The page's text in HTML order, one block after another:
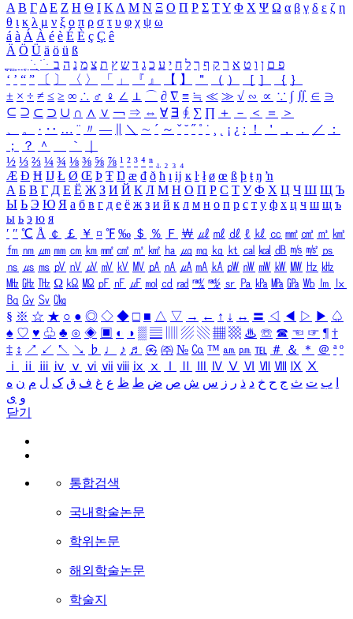
Α Β ΓΔ Ε Ζ Η Θ Ι ΚΛ Μ Ν Ξ Ο Π Ρ Σ ΤΥ Φ Χ Ψ Ω α β γ δ ε ζ η
θ ι κ λ μ ν ξ ο π ρ σ τ υ φ χ ψ ω
á à Á À é è É È ç Ç ê
Ä Ö Ü ä ö ü ß
ִֶֹ ֻּ ׁׂ פ ם ן ו ט א ר ק ף ך ל ח י ע כ ג ד ש ץ ת צ מ נ ה ב
‘ ’ “ ” 〔 〕 〈 〉 「 」 『 』 【 】 ＂ （ ） ［ ］ ｛ ｝
± × ÷ ≠ ≤ ≥ ∞ ∴ ♂ ♀ ∠ ⊥ ⌒ ∂ ∇ ≡ ≒ ≪ ≫ √ ∽ ∝ ∵ ∫ ∬ ∈ ∋
⊆ ⊇ ⊂ ⊃ ∪ ∩ ∧ ∨ ￢ ⇒ ⇔ ∀ ∃ ∮ ∑ ∏ ＋ － ＜ ＝
＞
、
。 · ‥ … ¨ 〃 ― ＼ ∼ ´ ～ ˇ ˘ ˝ ˚ ˙ ¸ ¡ ¿ ː ！ ＇ ， ． ／
：
；
？ ＾ ｀
½ ⅓ ⅔ ¼ ¾ ⅛ ⅜ ⅝ ⅞ ¹ ² ³ ⁴ ⁿ ₁ ₂ ₃ ₄
Æ Ð Ħ Ĳ Ł Ø Œ Þ Ŧ Ŋ æ đ ð ħ ı ĳ ĸ ŀ ł ø œ ß þ ŧ ŋ ŉ
А Б В Г Д Е Ё Ж З И Й К Л М Н О П Р С Т У Ф Х Ц Ч Ш Щ Ъ
Ы Ь Э Ю Я а б в г д е ё ж з и й к л м н о п р с т у ф х ц ч ш щ ъ
ы ь э ю я
′ ″ ℃ Å ￠ ￡ ￥ ¤ ℉ ‰ ＄ ％ Ｆ ￦ ㎕ ㎖ ㎗ ℓ ㎘ ㏄ ㎣ ㎤ ㎥ ㎦
㎙ ㎚ ㎛ ㎜ ㎝ ㎞ ㎟ ㎠ ㎡ ㎢ ㏊ ㎍ ㎎ ㎏ ㏏ ㎈ ㎉ ㏈ ㎧ ㎨ ㎰
㎱ ㎲ ㎳ ㎴ ㎵ ㎶ ㎷ ㎸ ㎹ ㎀ ㎁ ㎂ ㎃ ㎄ ㎺ ㎻ ㎽ ㎾ ㎿ ㎐ ㎑
㎒ ㎓ ㎔ Ω ㏀ ㏁ ㎊ ㎋ ㎌ ㏖ ㏅ ㎭ ㎮ ㎯ ㏛ ㎩ ㎪ ㎫ ㎬ ㏝ ㏐
㏓
㏃ ㏉ ㏜ ㏆
§ ※ ☆ ★ ○ ● ◎ ◇ ◆ □ ■ △ ▽ → ← ↑ ↓ ↔ 〓 ◁ ◀ ▷ ▶ ♤
♠ ♡ ♥ ♧ ♣ ⊙ ◈ ▣ ◐ ◑ ▒ ▤ ▨ ▧ ▦ ▩ ♨ ☏ ☎ ☜ ☞ ¶ †
‡ ↕ ↗ ↙ ↖ ↘ ♭ ♩ ♪ ♬ ㉿ ㈜ № ㏇ ™ ㏂ ㏘ ℡ ＃ ＆ ＊ ＠ ª º
ⅰ
ⅱ ⅲ ⅳ ⅴ ⅵ ⅶ ⅷ ⅸ ⅹ Ⅳ Ⅴ Ⅵ Ⅶ Ⅷ Ⅸ Ⅹ
ب ت ث ج ح خ د ذ ر ز س ش ص ض ط ظ ع غ ف ق ک ل م ن ه
و ی
닫기
통합검색
국내학술논문
학위논문
해외학술논문
학술지